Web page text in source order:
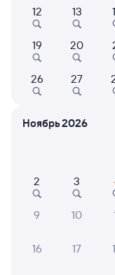
098Я
Санкт-Петербург
08:41
Плацкарт
от 3 ⁠864 ⁠₽
12 13
19 20
26 27
Ноябрь 2026
2 3
9 10
16 17